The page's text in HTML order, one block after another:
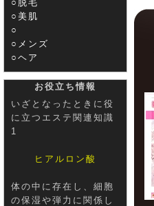
○脱毛
○美肌
○­
○メンズ
○ヘア
お役立ち情報
いざとなったときに役
に立つエステ関連知識
1
ヒアルロン酸
体の中に存在し、細胞
の保湿や弾力に関係し